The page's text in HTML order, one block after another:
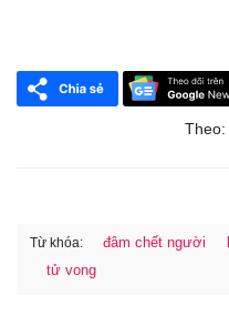
Theo:
Từ khóa: đâm chết người
tử vong